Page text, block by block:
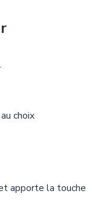
choix
apporte la touche